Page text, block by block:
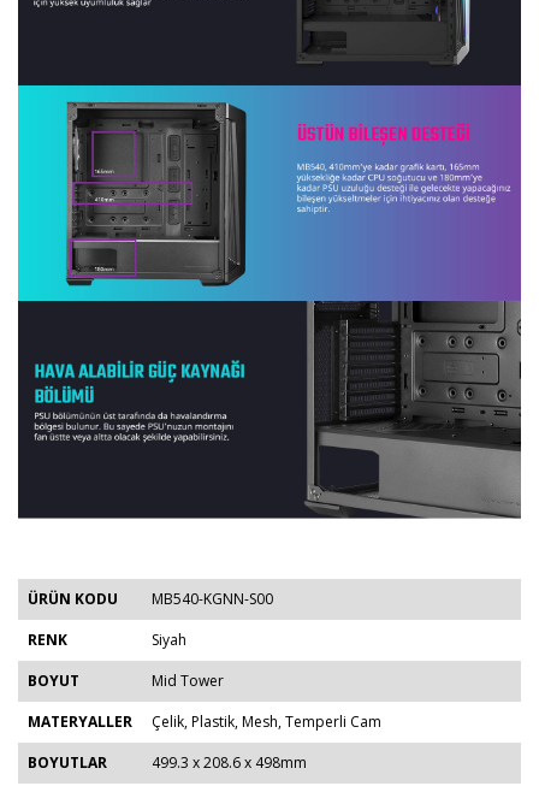
ÜRÜN KODU
MB540-KGNN-S00
RENK
Siyah
BOYUT
Mid Tower
MATERYALLER
Çelik, Plastik, Mesh, Temperli Cam
BOYUTLAR
499.3 x 208.6 x 498mm